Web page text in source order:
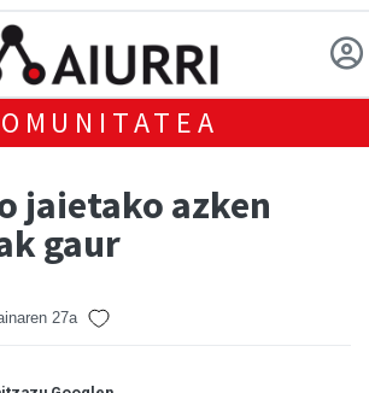
jaietako azken
gaur
27a